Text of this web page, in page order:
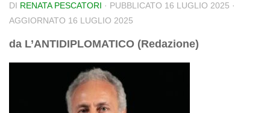
DI RENATA PESCATORI · PUBBLICATO 16 LUGLIO 2025 ·
AGGIORNATO 16 LUGLIO 2025
da L’ANTIDIPLOMATICO (Redazione)